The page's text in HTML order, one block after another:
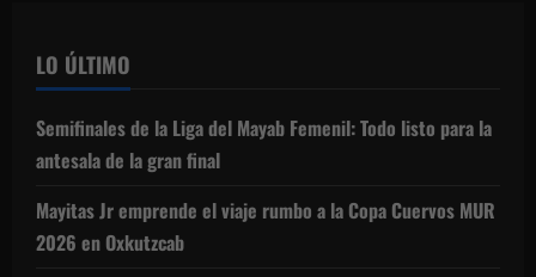
LO ÚLTIMO
Semifinales de la Liga del Mayab Femenil: Todo listo para la
antesala de la gran final
Mayitas Jr emprende el viaje rumbo a la Copa Cuervos MUR
2026 en Oxkutzcab